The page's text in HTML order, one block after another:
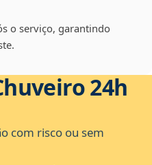
o serviço, garantindo
24h
com risco ou sem